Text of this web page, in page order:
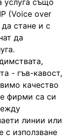
услуга също
(Voice over
стане и с
да
- гъв-кавост,
качество
фирми са си
линии или
с използване